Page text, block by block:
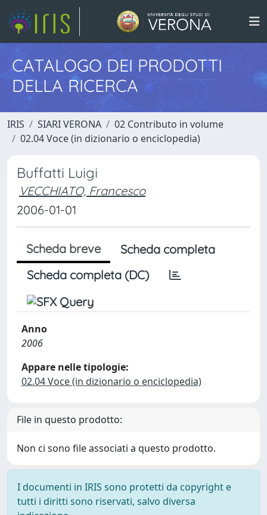
CATALOGO DEI PRODOTTI
DELLA RICERCA
IRIS SIARI VERONA
02 Contributo in volume
02.04 Voce (in dizionario o enciclopedia)
Buffatti Luigi
VECCHIATO, Francesco
2006-01-01
Scheda breve
Scheda completa
Scheda completa (DC)
Anno
2006
Appare nelle tipologie:
02.04 Voce (in dizionario o enciclopedia)
File in questo prodotto:
Non ci sono file associati a questo prodotto.
I documenti in IRIS sono protetti da copyright e
tutti i diritti sono riservati, salvo diversa